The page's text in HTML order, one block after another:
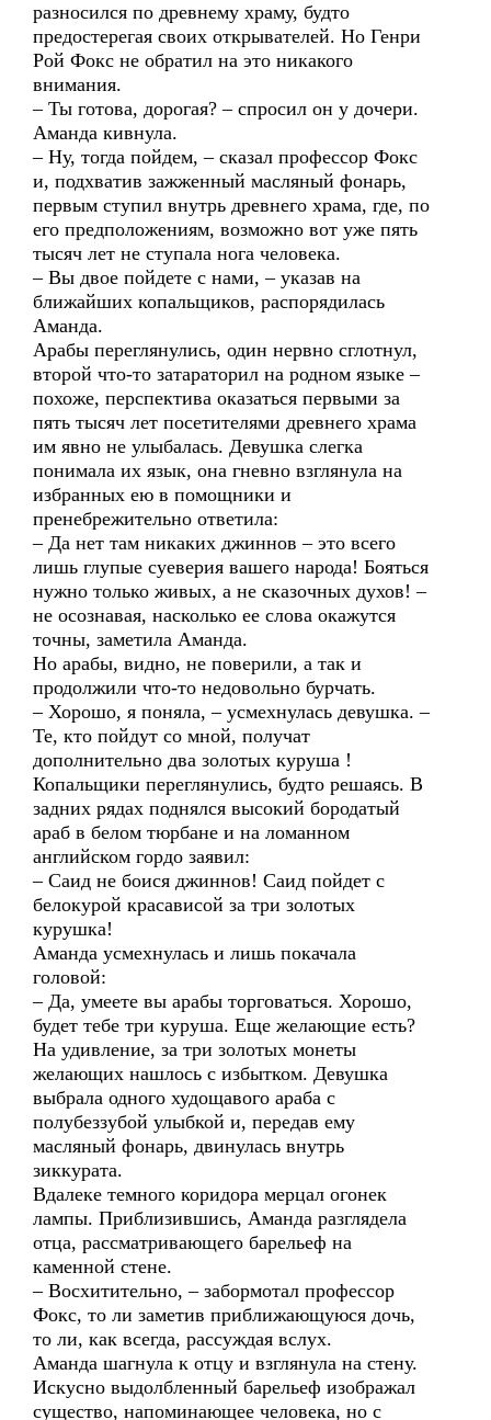
разносился по древнему храму, будто
предостерегая своих открывателей. Но Генри
Рой Фокс не обратил на это никакого
внимания.
– Ты готова, дорогая? – спросил он у дочери.
Аманда кивнула.
– Ну, тогда пойдем, – сказал профессор Фокс
и, подхватив зажженный масляный фонарь,
первым ступил внутрь древнего храма, где, по
его предположениям, возможно вот уже пять
тысяч лет не ступала нога человека.
– Вы двое пойдете с нами, – указав на
ближайших копальщиков, распорядилась
Аманда.
Арабы переглянулись, один нервно сглотнул,
второй что-то затараторил на родном языке –
похоже, перспектива оказаться первыми за
пять тысяч лет посетителями древнего храма
им явно не улыбалась. Девушка слегка
понимала их язык, она гневно взглянула на
избранных ею в помощники и
пренебрежительно ответила:
– Да нет там никаких джиннов – это всего
лишь глупые суеверия вашего народа! Бояться
нужно только живых, а не сказочных духов! –
не осознавая, насколько ее слова окажутся
точны, заметила Аманда.
Но арабы, видно, не поверили, а так и
продолжили что-то недовольно бурчать.
– Хорошо, я поняла, – усмехнулась девушка. –
Те, кто пойдут со мной, получат
дополнительно два золотых куруша !
Копальщики переглянулись, будто решаясь. В
задних рядах поднялся высокий бородатый
араб в белом тюрбане и на ломанном
английском гордо заявил:
– Саид не боися джиннов! Саид пойдет с
белокурой красависой за три золотых
курушка!
Аманда усмехнулась и лишь покачала
головой:
– Да, умеете вы арабы торговаться. Хорошо,
будет тебе три куруша. Еще желающие есть?
На удивление, за три золотых монеты
желающих нашлось с избытком. Девушка
выбрала одного худощавого араба с
полубеззубой улыбкой и, передав ему
масляный фонарь, двинулась внутрь
зиккурата.
Вдалеке темного коридора мерцал огонек
лампы. Приблизившись, Аманда разглядела
отца, рассматривающего барельеф на
каменной стене.
– Восхитительно, – забормотал профессор
Фокс, то ли заметив приближающуюся дочь,
то ли, как всегда, рассуждая вслух.
Аманда шагнула к отцу и взглянула на стену.
Искусно выдолбленный барельеф изображал
существо, напоминающее человека, но с